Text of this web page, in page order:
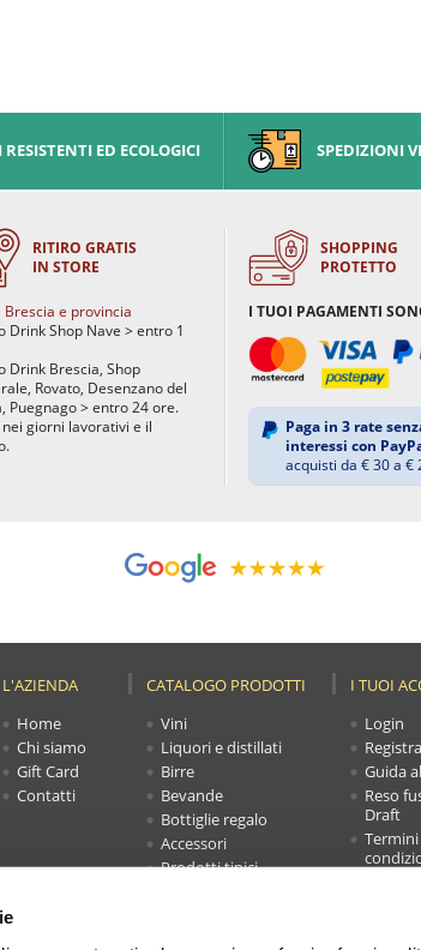
ED ECOLOGICI SPEDIZIONI
RITIRO GRATIS
IN STORE
Brescia e provincia
Drink Shop Nave > entro 1
Drink Brescia, Shop
Rovato, Desenzano del
Puegnago > entro 24 ore.
giorni lavorativi e il
SHOPPING
PROTETTO
I TUOI PAGAMENTI
Paga in 3 rate
interessi con
acquisti da € 30 a €
L'AZIENDA
Home
Chi siamo
Gift Card
Contatti
CATALOGO PRODOTTI
Vini
Liquori e distillati
Birre
Bevande
Bottiglie regalo
Accessori
Prodotti tipici
I TUOI
Login
Guida
Reso
Draft
Termini